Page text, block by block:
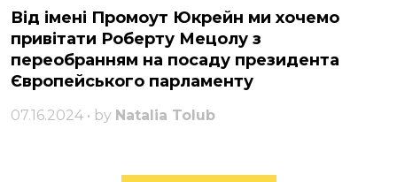
Від імені Промоут Юкрейн ми хочемо
привітати Роберту Мецолу з
переобранням на посаду президента
Європейського парламенту
07.16.2024 • by Natalia Tolub